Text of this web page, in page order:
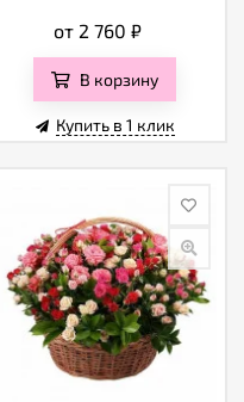
от 2 760₽
В корзину
Купить в 1 клик